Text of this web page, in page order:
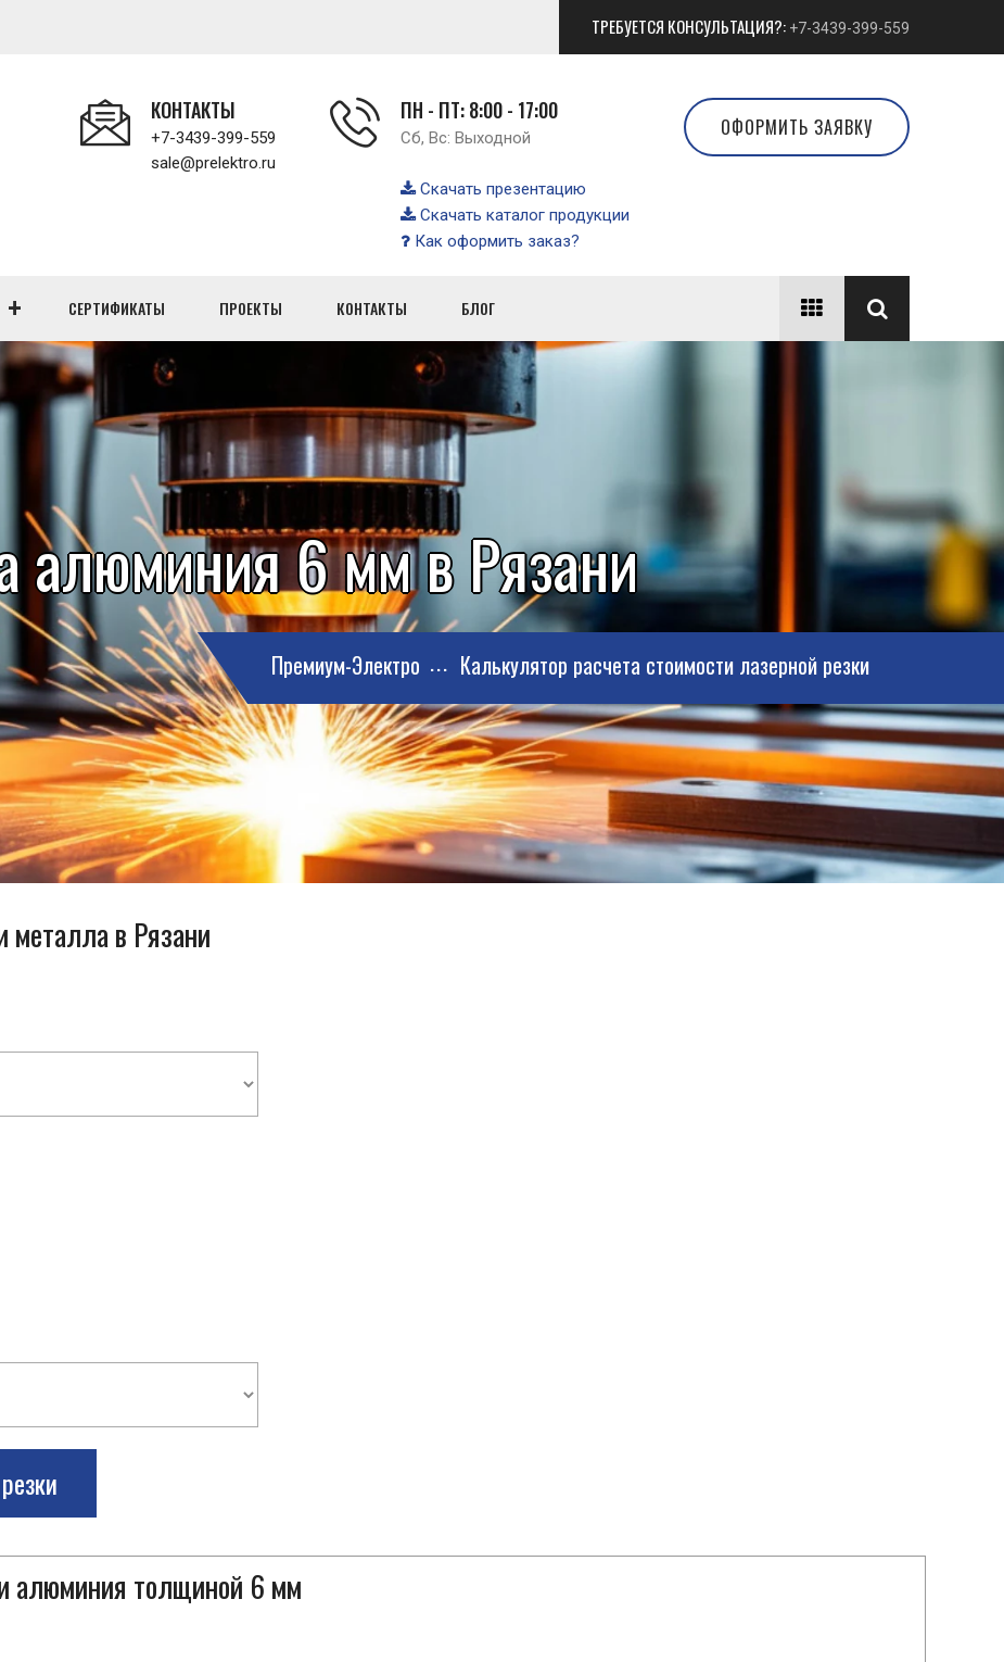
ТРЕБУЕТСЯ КОНСУЛЬТАЦИЯ?: +7-3439-399-559
КОНТАКТЫ
+7-3439-399-559
sale@prelektro.ru
ПН - ПТ: 8:00 - 17:00
Сб, Вс: Выходной
Скачать презентацию
Скачать каталог продукции
Как оформить заказ?
ОФОРМИТЬ ЗАЯВКУ
СЕРТИФИКАТЫ ПРОЕКТЫ КОНТАКТЫ БЛОГ
алюминия 6 мм в Рязани
Премиум-Электро Калькулятор расчета стоимости лазерной резки
металла в Рязани
алюминия толщиной 6 мм